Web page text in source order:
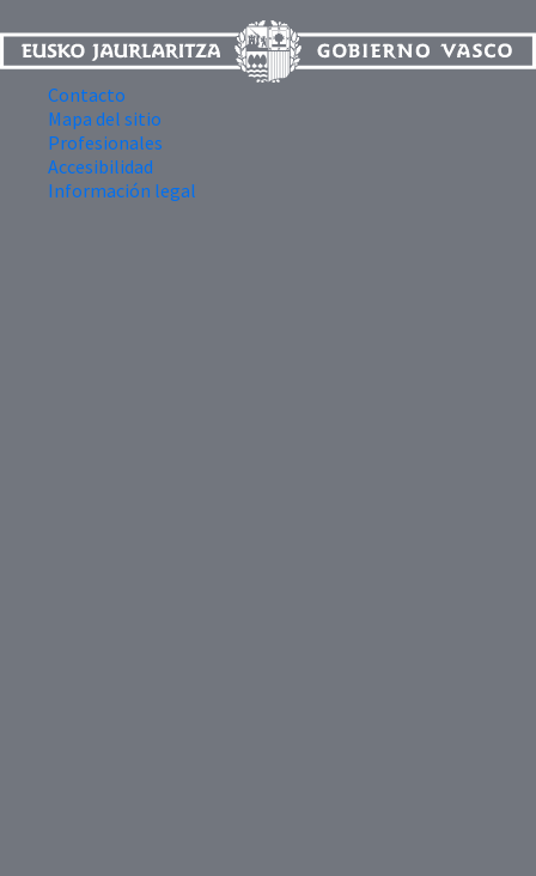
Contacto
Mapa del sitio
Profesionales
Accesibilidad
Información legal